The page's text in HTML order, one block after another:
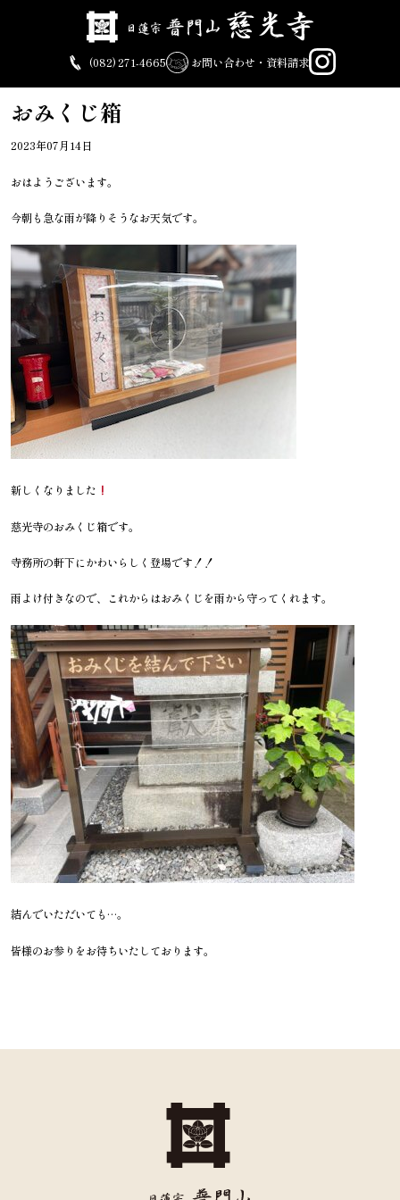
(082) 271-4665
お問い合わせ・資料請求
おみくじ箱
2023年07月14日
おはようございます。
今朝も急な雨が降りそうなお天気です。
新しくなりました
慈光寺のおみくじ箱です。
寺務所の軒下にかわいらしく登場です！！
雨よけ付きなので、これからはおみくじを雨から守ってくれます。
結んでいただいても…。
皆様のお参りをお待ちいたしております。